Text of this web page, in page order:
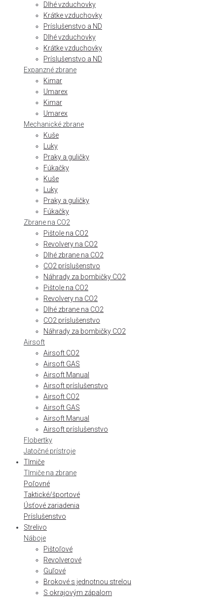
Dlhé vzduchovky
Krátke vzduchovky
Príslušenstvo a ND
Dlhé vzduchovky
Krátke vzduchovky
Príslušenstvo a ND
Expanzné zbrane
Kimar
Umarex
Kimar
Umarex
Mechanické zbrane
Kuše
Luky
Praky a guličky
Fúkačky
Kuše
Luky
Praky a guličky
Fúkačky
Zbrane na CO2
Pištole na CO2
Revolvery na CO2
Dlhé zbrane na CO2
CO2 príslušenstvo
Náhrady za bombičky CO2
Pištole na CO2
Revolvery na CO2
Dlhé zbrane na CO2
CO2 príslušenstvo
Náhrady za bombičky CO2
Airsoft
Airsoft CO2
Airsoft GAS
Airsoft Manual
Airsoft príslušenstvo
Airsoft CO2
Airsoft GAS
Airsoft Manual
Airsoft príslušenstvo
Flobertky
Jatočné prístroje
Tlmiče
Tlmiče na zbrane
Poľovné
Taktické/športové
Úsťové zariadenia
Príslušenstvo
Strelivo
Náboje
Pištoľové
Revolverové
Guľové
Brokové s jednotnou strelou
S okrajovým zápalom